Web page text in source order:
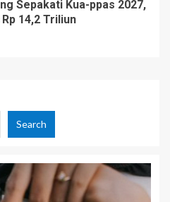
Sepakati Kua-ppas 2027,
14,2 Triliun
Search